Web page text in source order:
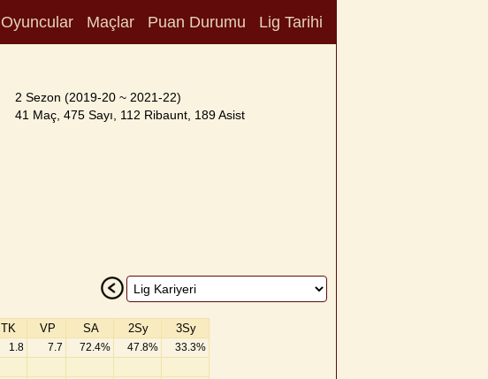
Oyuncular Maçlar Puan Durumu Lig Tarihi
2 Sezon (2019-20 ~ 2021-22)
41 Maç, 475 Sayı, 112 Ribaunt, 189 Asist
TK VP SA 2Sy 3Sy
1.8 7.7 72.4% 47.8%
33.3%